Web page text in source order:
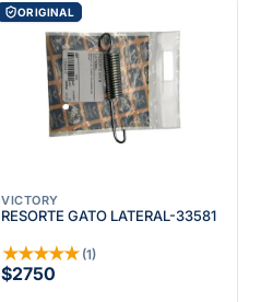
ORIGINAL
VICTORY
RESORTE GATO LATERAL-33581
★★★★★ (1)
$2750